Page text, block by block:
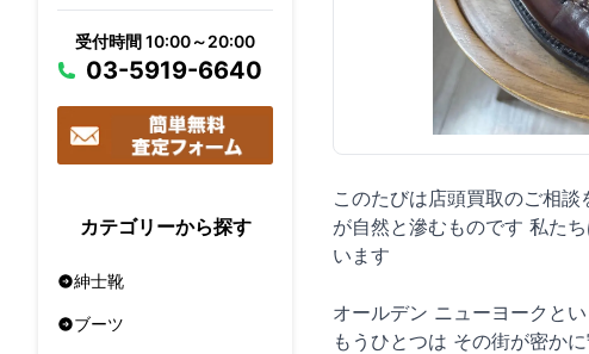
受付時間 10:00～20:00
03-5919-6640
カテゴリーから探す
紳士靴
ブーツ
このたびは店頭買取のご相
が自然と滲むものです 私た
います
オールデン ニューヨークと
もうひとつは その街が密か